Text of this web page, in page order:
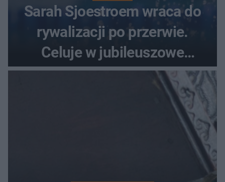
Sarah Sjoestroem wraca do
rywalizacji po przerwie.
Celuje w jubileuszowe
medale na ME